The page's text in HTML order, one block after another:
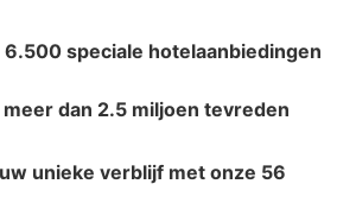
6.500 speciale hotelaanbiedingen
dan 2.5 miljoen tevreden
unieke verblijf met onze 56